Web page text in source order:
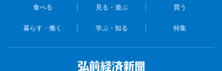
食べる 見る・遊ぶ 買う
暮らす・働く 学ぶ・知る 特集